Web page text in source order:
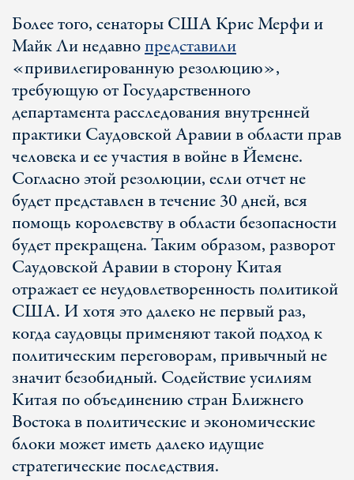
Более того, сенаторы США Крис Мерфи и
Майк Ли недавнопредставили
«привилегированную резолюцию»,
требующую от Государственного
департамента расследования внутренней
практики Саудовской Аравии в области прав
человека и ее участия в войне в Йемене.
Согласно этой резолюции, если отчет не
будет представлен в течение 30 дней, вся
помощь королевству в области безопасности
будет прекращена. Таким образом, разворот
Саудовской Аравии в сторону Китая
отражает ее неудовлетворенность политикой
США. И хотя это далеко не первый раз,
когда саудовцы применяют такой подход к
политическим переговорам, привычный не
значит безобидный. Содействие усилиям
Китая по объединению стран Ближнего
Востока в политические и экономические
блоки может иметь далеко идущие
стратегические последствия.